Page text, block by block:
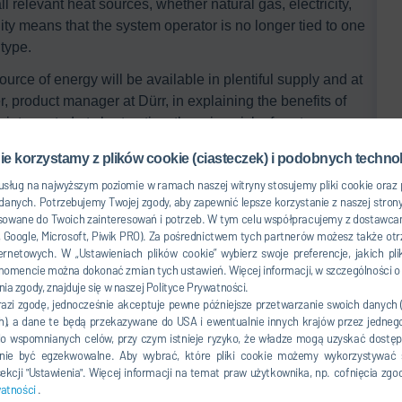
korzystamy z plików cookie (ciasteczek) i podobnych
na najwyższym poziomie w ramach naszej witryny stosujemy pliki cookie
Potrzebujemy Twojej zgody, aby zapewnić lepsze korzystanie z naszej
do Twoich zainteresowań i potrzeb. W tym celu współpracujemy z
Google, Microsoft, Piwik PRO). Za pośrednictwem tych partnerów możesz także
W „Ustawieniach plików cookie” wybierz swoje preferencje, jakich
można dokonać zmian tych ustawień. Więcej informacji, w szczególności
zgody, znajduje się w naszej Polityce Prywatności.
zgodę, jednocześnie akceptuje pewne późniejsze przetwarzanie swoich danych
a dane te będą przekazywane do USA i ewentualnie innych krajów przez
wspomnianych celów, przy czym istnieje ryzyko, że władze mogą uzyskać
być egzekwowalne. Aby wybrać, które pliki cookie możemy wykorzystywać
"Ustawienia". Więcej informacji na temat praw użytkownika, np. cofnięcia
.
relevant heat sources, whether natural gas, electricity,
means that the system operator is no longer tied to one
of energy will be available in plentiful supply and at
product manager at Dürr, in explaining the benefits of
at short notice, there is a risk of costs
flexible ovens guarantee an alternative supply in
operators can switch to another source with
structural fabric. Choosing a hybrid system also
energy source depending on the time of day.”
that generates heat for drying car bodies and
heating circuit. The standalone heating module can be
to switch the energy source later, for example
is no change to the oven and only the heating
it easy to integrate innovative technologies such as
for later use.